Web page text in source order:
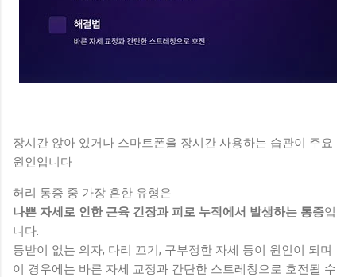
장시간 앉아 있거나 스마트폰을 장시간 사용하는 습관이 주요
원인입니다
허리 통증 중 가장 흔한 유형은
나쁜 자세로 인한 근육 긴장과 피로 누적에서 발생하는 통증입
니다.
등받이 없는 의자, 다리 꼬기, 구부정한 자세 등이 원인이 되며
이 경우에는 바른 자세 교정과 간단한 스트레칭으로 호전될 수